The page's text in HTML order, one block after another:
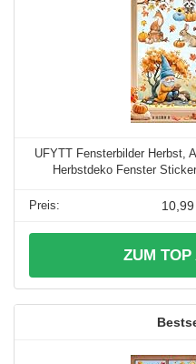
UFYTT Fensterbilder Herbst,
Herbstdeko Fenster
ZUM